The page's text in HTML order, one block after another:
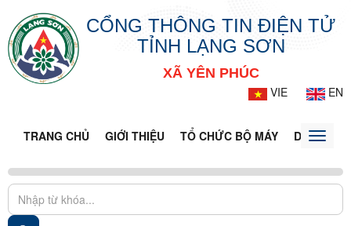
CỔNG THÔNG TIN ĐIỆN TỬ
TỈNH LẠNG SƠN
XÃ YÊN PHÚC
VIE
EN
TRANG CHỦ GIỚI THIỆU TỔ CHỨC BỘ MÁY DOANH
Toggle